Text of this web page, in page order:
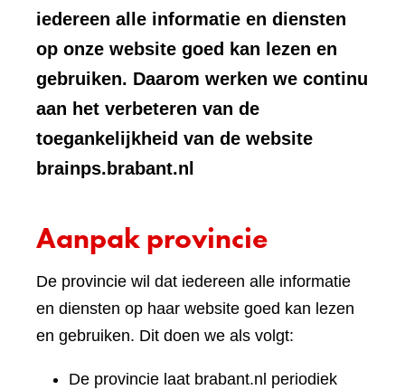
iedereen alle informatie en diensten
op onze website goed kan lezen en
gebruiken. Daarom werken we continu
aan het verbeteren van de
toegankelijkheid van de website
brainps.brabant.nl
Aanpak provincie
De provincie wil dat iedereen alle informatie
en diensten op haar website goed kan lezen
en gebruiken. Dit doen we als volgt:
De provincie laat brabant.nl periodiek